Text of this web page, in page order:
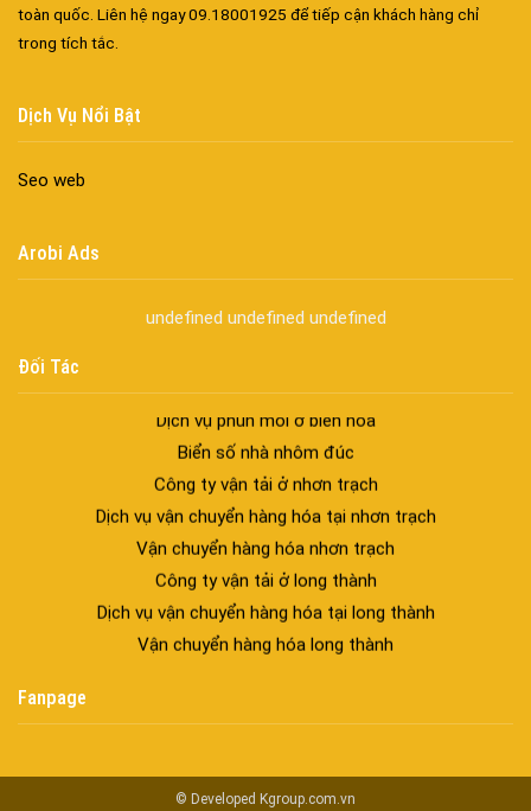
toàn quốc. Liên hệ ngay 09.18001925 để tiếp cận khách hàng chỉ
trong tích tắc.
Dịch Vụ Nổi Bật
Seo web
Arobi Ads
undefined undefined undefined
Đối Tác
Cửa nhôm xếp trượt – Kết nối không gian sống
Cửa sổ trượt đứng – Điểm nhấn sáng tạo trong kiến trúc
spa biên hòa
Spa chăm sóc da mặt tại biên hòa
Biển số nhà nhôm đúc
Công ty vận tải ở nhơn trạch
Dịch vụ vận chuyển hàng hóa tại nhơn trạch
Vận chuyển hàng hóa nhơn trạch
Công ty vận tải ở long thành
Dịch vụ vận chuyển hàng hóa tại long thành
Vận chuyển hàng hóa long thành
Vận chuyển hàng hóa trảng bom
Vận chuyển hàng hóa biên hòa đồng nai
Fanpage
© Developed Kgroup.com.vn